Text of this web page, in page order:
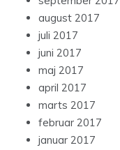
august 2017
juli 2017
juni 2017
maj 2017
april 2017
marts 2017
februar 2017
januar 2017